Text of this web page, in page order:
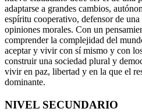
adaptarse a grandes cambios,
espíritu cooperativo, defensor de
opiniones morales. Con un
comprender la complejidad del
aceptar y vivir con sí mismo y con
construir una sociedad plural y
vivir en paz, libertad y en la que el
dominante.
NIVEL SECUNDARIO